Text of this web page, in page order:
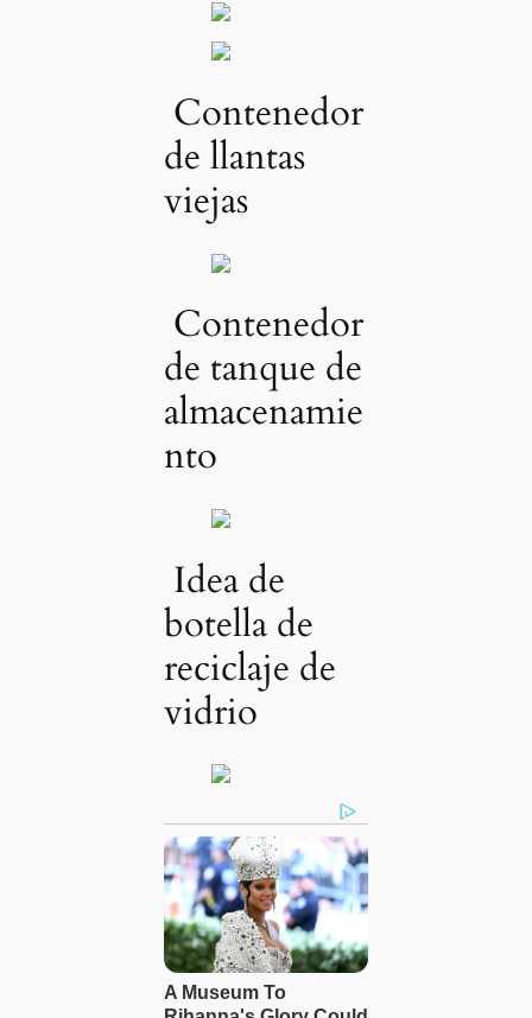
Contenedor
de llantas
viejas
Contenedor
de tanque de
almacenamie
nto
Idea de
botella de
reciclaje de
vidrio